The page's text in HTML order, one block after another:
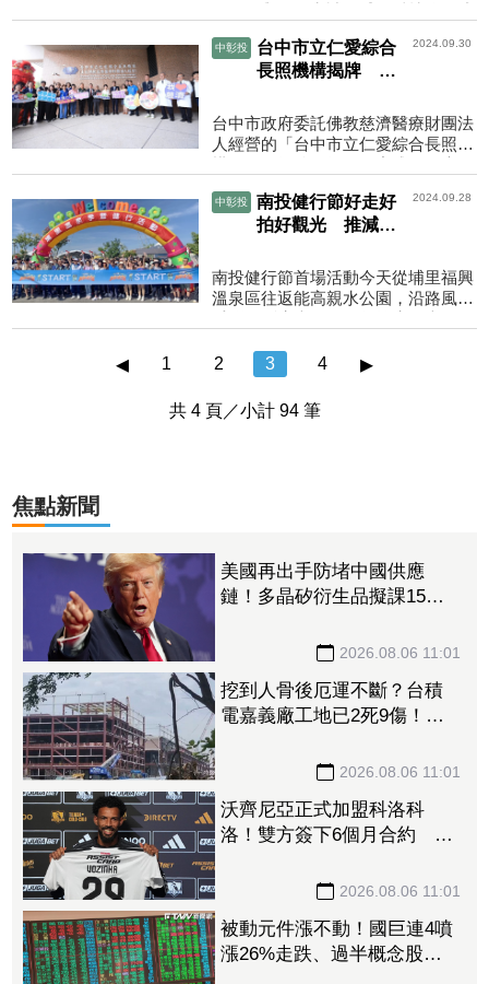
計最快115年底對外營運。...
中彰投
台中市立仁愛綜合
長照機構揭牌 提
2024.09.30
台中市政府委託佛教慈濟醫療財團法
人經營的「台中市立仁愛綜合長照機
智失能混合的日間照顧60...
中彰投
南投健行節好走好
拍好觀光 推減塑
2024.09.28
南投健行節首場活動今天從埔里福興
溫泉區往返能高親水公園，沿路風景
膠瓶裝水，請自備水...
◂ 1 2 3 4 ▸
共 4 頁／小計 94 筆
焦點新聞
美國再出手防堵中國供應
鏈！多晶矽衍生品擬課15%
2026.08.06 11:01
挖到人骨後厄運不斷？台積
電嘉義廠工地已2死9傷！包
2026.08.06 11:01
沃齊尼亞正式加盟科洛科
洛！雙方簽下6個月合約 月
2026.08.06 11:01
被動元件漲不動！國巨連4噴
漲26%走跌、過半概念股走